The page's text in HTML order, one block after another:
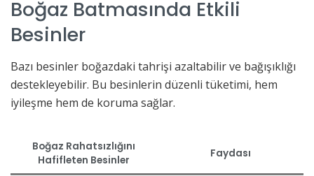
Boğaz Batmasında Etkili
Besinler
Bazı besinler boğazdaki tahrişi azaltabilir ve bağışıklığı
destekleyebilir. Bu besinlerin düzenli tüketimi, hem
iyileşme hem de koruma sağlar.
Boğaz Rahatsızlığını
Hafifleten Besinler
Faydası